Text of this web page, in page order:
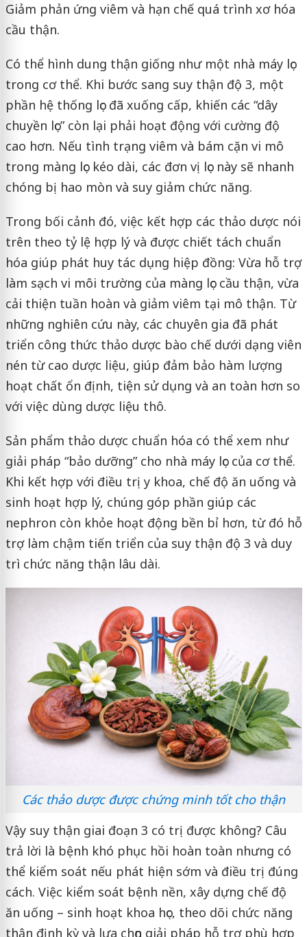
Giảm phản ứng viêm và hạn chế quá trình xơ hóa
cầu thận.
Có thể hình dung thận giống như một nhà máy lọc
trong cơ thể. Khi bước sang suy thận độ 3, một
phần hệ thống lọc đã xuống cấp, khiến các “dây
chuyền lọc” còn lại phải hoạt động với cường độ
cao hơn. Nếu tình trạng viêm và bám cặn vi mô
trong màng lọc kéo dài, các đơn vị lọc này sẽ nhanh
chóng bị hao mòn và suy giảm chức năng.
Trong bối cảnh đó, việc kết hợp các thảo dược nói
trên theo tỷ lệ hợp lý và được chiết tách chuẩn
hóa giúp phát huy tác dụng hiệp đồng: Vừa hỗ trợ
làm sạch vi môi trường của màng lọc cầu thận, vừa
cải thiện tuần hoàn và giảm viêm tại mô thận. Từ
những nghiên cứu này, các chuyên gia đã phát
triển công thức thảo dược bào chế dưới dạng viên
nén từ cao dược liệu, giúp đảm bảo hàm lượng
hoạt chất ổn định, tiện sử dụng và an toàn hơn so
với việc dùng dược liệu thô.
Sản phẩm thảo dược chuẩn hóa có thể xem như
giải pháp “bảo dưỡng” cho nhà máy lọc của cơ thể.
Khi kết hợp với điều trị y khoa, chế độ ăn uống và
sinh hoạt hợp lý, chúng góp phần giúp các
nephron còn khỏe hoạt động bền bỉ hơn, từ đó hỗ
trợ làm chậm tiến triển của suy thận độ 3 và duy
trì chức năng thận lâu dài.
Các thảo dược được chứng minh tốt cho thận
Vậy suy thận giai đoạn 3 có trị được không? Câu
trả lời là bệnh khó phục hồi hoàn toàn nhưng có
thể kiểm soát nếu phát hiện sớm và điều trị đúng
cách. Việc kiểm soát bệnh nền, xây dựng chế độ
ăn uống – sinh hoạt khoa học, theo dõi chức năng
thận định kỳ và lựa chọn giải pháp hỗ trợ phù hợp